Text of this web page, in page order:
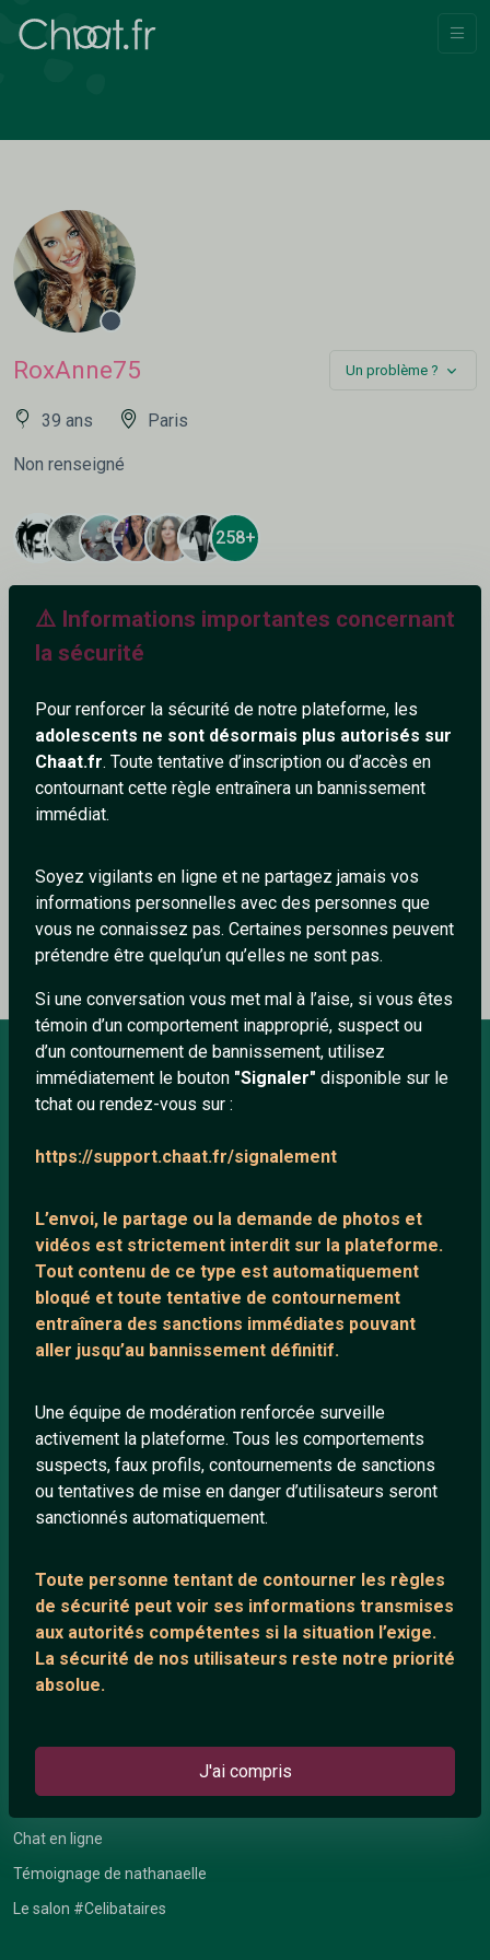
⚠️ Informations importantes concernant
la sécurité
Pour renforcer la sécurité de notre plateforme, les
adolescents ne sont désormais plus autorisés sur
Chaat.fr. Toute tentative d’inscription ou d’accès en
contournant cette règle entraînera un bannissement
immédiat.
Soyez vigilants en ligne et ne partagez jamais vos
informations personnelles avec des personnes que
vous ne connaissez pas. Certaines personnes peuvent
prétendre être quelqu’un qu’elles ne sont pas.
Si une conversation vous met mal à l’aise, si vous êtes
témoin d’un comportement inapproprié, suspect ou
d’un contournement de bannissement, utilisez
immédiatement le bouton "Signaler" disponible sur le
tchat ou rendez-vous sur :
https://support.chaat.fr/signalement
L’envoi, le partage ou la demande de photos et
vidéos est strictement interdit sur la plateforme.
Tout contenu de ce type est automatiquement
bloqué et toute tentative de contournement
entraînera des sanctions immédiates pouvant
aller jusqu’au bannissement définitif.
Une équipe de modération renforcée surveille
activement la plateforme. Tous les comportements
suspects, faux profils, contournements de sanctions
ou tentatives de mise en danger d’utilisateurs seront
sanctionnés automatiquement.
Toute personne tentant de contourner les règles
de sécurité peut voir ses informations transmises
aux autorités compétentes si la situation l’exige.
La sécurité de nos utilisateurs reste notre priorité
absolue.
J'ai compris
RoxAnne75 Un problème ?
39 ans Paris
Non renseigné
258+
Ajouter un commentaire (1)
Compte supprimé 8/3/2026
Salut
0
Répondre
À PROPOS
Mentions légales
Protection mineurs
Blog
Communauté
Quotes
Playlists YouTube
ANNEXE
Network IRC
Support IRC
Chat en ligne
Témoignage de nathanaelle
Le salon #Celibataires